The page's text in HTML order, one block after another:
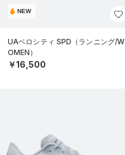
NEW
UAベロシティ SPD（ランニング/W
OMEN）
￥16,500